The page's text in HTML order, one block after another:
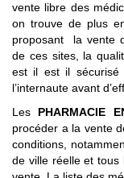
vente libre des
on trouve de plus
proposant la vente
de ces sites, la
est il est il sécurisé
l’internaute avant
Les PHARMACIE
procéder a la vente
conditions,
de ville réelle et tous